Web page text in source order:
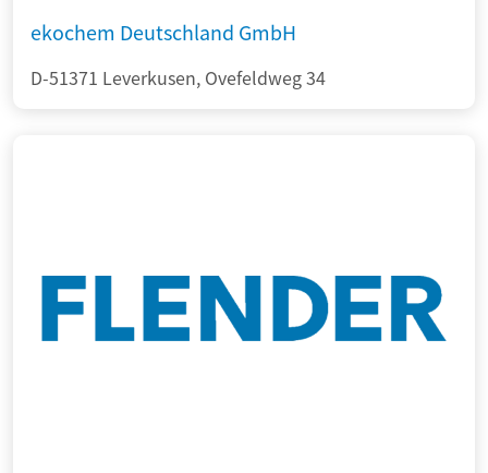
ekochem Deutschland GmbH
D-51371 Leverkusen, Ovefeldweg 34